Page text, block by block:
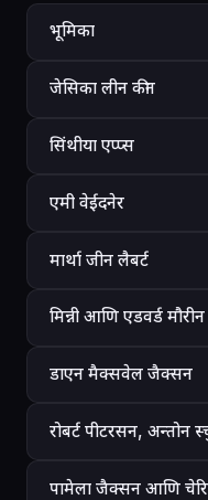
भूमिका
जेसिका लीन कीन
सिंथीया एप्प्स
एमी वेईदनेर
मार्था जीन लैबर्ट
मिन्नी आणि एडवर्ड मौरीन
डाएन मैक्सवेल जैक्सन
रोबर्ट पीटरसन,
पामेला जैक्सन आणि